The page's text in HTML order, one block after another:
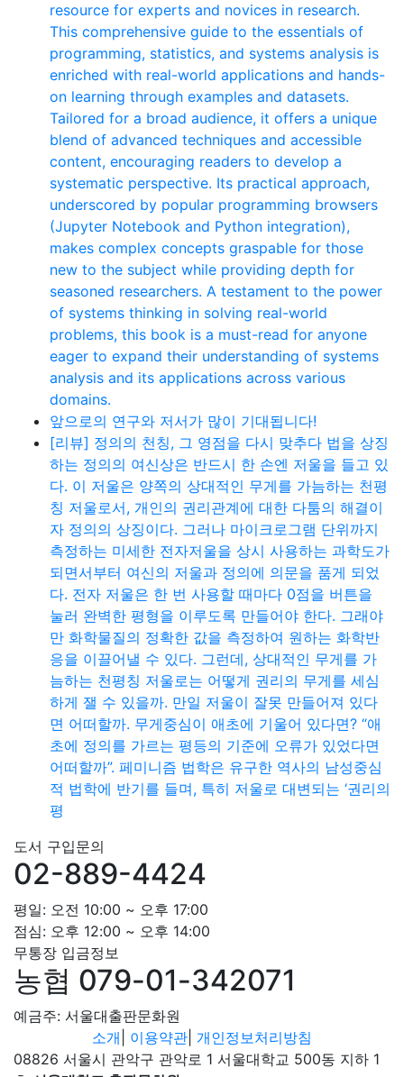
resource for experts and novices in research.
This comprehensive guide to the essentials of
programming, statistics, and systems analysis is
enriched with real-world applications and hands-
on learning through examples and datasets.
Tailored for a broad audience, it offers a unique
blend of advanced techniques and accessible
content, encouraging readers to develop a
systematic perspective. Its practical approach,
underscored by popular programming browsers
(Jupyter Notebook and Python integration),
makes complex concepts graspable for those
new to the subject while providing depth for
seasoned researchers. A testament to the power
of systems thinking in solving real-world
problems, this book is a must-read for anyone
eager to expand their understanding of systems
analysis and its applications across various
domains.
앞으로의 연구와 저서가 많이 기대됩니다!
[리뷰] 정의의 천칭, 그 영점을 다시 맞추다 법을 상징
하는 정의의 여신상은 반드시 한 손엔 저울을 들고 있
다. 이 저울은 양쪽의 상대적인 무게를 가늠하는 천평
칭 저울로서, 개인의 권리관계에 대한 다툼의 해결이
자 정의의 상징이다. 그러나 마이크로그램 단위까지
측정하는 미세한 전자저울을 상시 사용하는 과학도가
되면서부터 여신의 저울과 정의에 의문을 품게 되었
다. 전자 저울은 한 번 사용할 때마다 0점을 버튼을
눌러 완벽한 평형을 이루도록 만들어야 한다. 그래야
만 화학물질의 정확한 값을 측정하여 원하는 화학반
응을 이끌어낼 수 있다. 그런데, 상대적인 무게를 가
늠하는 천평칭 저울로는 어떻게 권리의 무게를 세심
하게 잴 수 있을까. 만일 저울이 잘못 만들어져 있다
면 어떠할까. 무게중심이 애초에 기울어 있다면? “애
초에 정의를 가르는 평등의 기준에 오류가 있었다면
어떠할까”. 페미니즘 법학은 유구한 역사의 남성중심
적 법학에 반기를 들며, 특히 저울로 대변되는 ‘권리의
평
도서 구입문의
02-889-4424
평일: 오전 10:00 ~ 오후 17:00
점심: 오후 12:00 ~ 오후 14:00
무통장 입금정보
농협 079-01-342071
예금주: 서울대출판문화원
소개
이용약관 개인정보처리방침
08826 서울시 관악구 관악로 1 서울대학교 500동 지하 1